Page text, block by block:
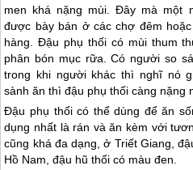
men khá nặng mùi. Đây mà một
được bày bán ở các chợ đêm
hàng. Đậu phụ thối có mùi thum
phân bón mục rữa. Có người so
trong khi người khác thì nghĩ nó
sành ăn thì đậu phụ thối càng nặng
Đậu phụ thối có thể dùng để ăn
dụng nhất là rán và ăn kèm với
cũng khá đa dạng, ở Triết Giang,
Hồ Nam, đậu hũ thối có màu đen.